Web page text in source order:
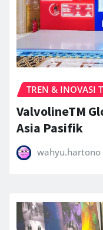
TREN & INOVASI
ValvolineTM
Asia Pasifik
wahyu.hartono